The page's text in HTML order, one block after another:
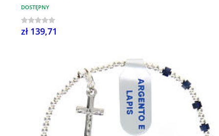
DOSTĘPNY
zł 139,71